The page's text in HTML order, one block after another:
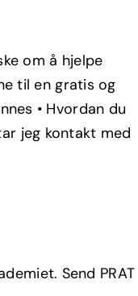
om å hjelpe
til en gratis og
• Hvordan du
jeg kontakt med
Send PRAT